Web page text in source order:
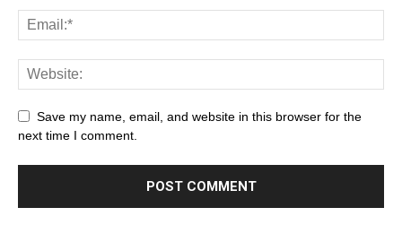
Save my name, email, and website in this browser for the
next time I comment.